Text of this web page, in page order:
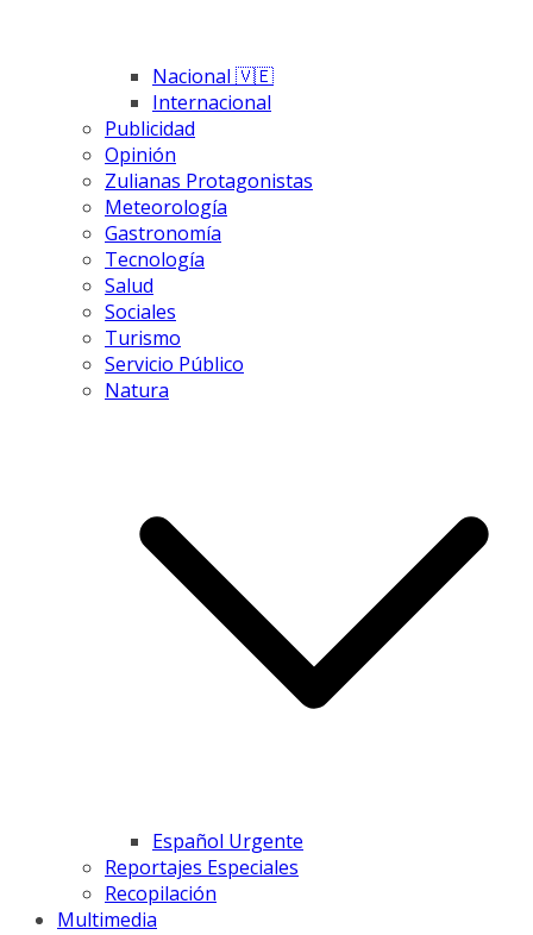
Nacional 🇻🇪
Internacional
Publicidad
Opinión
Zulianas Protagonistas
Meteorología
Gastronomía
Tecnología
Salud
Sociales
Turismo
Servicio Público
Natura
Español Urgente
Reportajes Especiales
Recopilación
Multimedia